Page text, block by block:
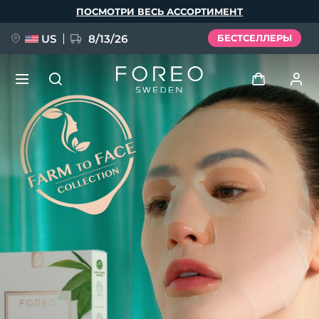
ПОСМОТРИ ВЕСЬ АССОРТИМЕНТ
US 8/13/26 БЕСТСЕЛЛЕРЫ
Войти
Профиль пользователя
Мои приборы
Мои заказы
Мои подписки
НОВИНКА
FAQ™ Pure Beauty-Tech Elixir
BREAKING NEWS
issa™ Teeth Whitening Set
Язык
English Deutsch
Español
Italiano
Português
Svenska
Русский
Türkçe
简体中文 繁體中文